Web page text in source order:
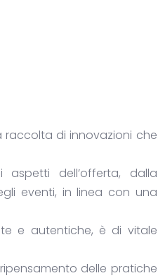
raccolta di innovazioni che
aspetti dell’offerta, dalla
eventi, in linea con una
e autentiche, è di vitale
delle pratiche